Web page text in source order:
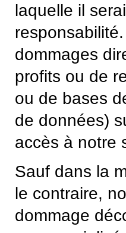
laquelle il
dommages
profits ou de
ou de bases
de données)
accès à notre
Sauf dans la
le contraire,
dommage